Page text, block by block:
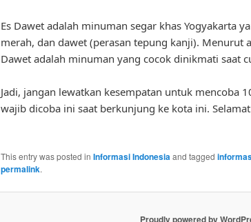
Es Dawet adalah minuman segar khas Yogyakarta
merah, dan dawet (perasan tepung kanji). Menurut
Dawet adalah minuman yang cocok dinikmati saat
Jadi, jangan lewatkan kesempatan untuk mencoba
wajib dicoba ini saat berkunjung ke kota ini.
This entry was posted in Informasi Indonesia and tagged
permalink.
Proudly powered by